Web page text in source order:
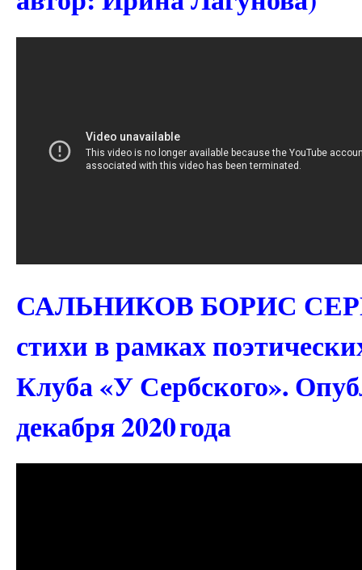
САЛЬНИКОВ БОРИС
стихи в рамках
Клуба «У Сербского».
декабря 2020 года